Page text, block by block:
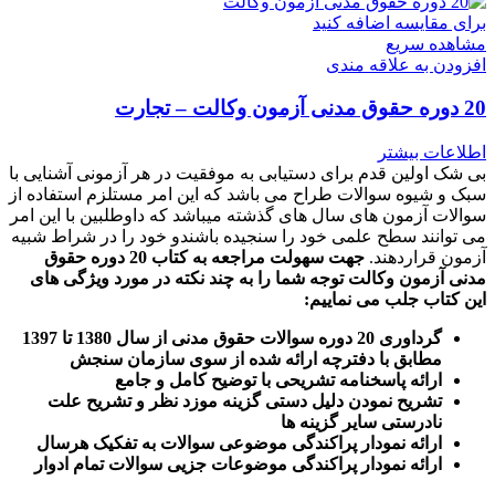
برای مقایسه اضافه کنید
مشاهده سریع
افزودن به علاقه مندی
20 دوره حقوق مدنی آزمون وکالت – تجارت
اطلاعات بیشتر
بی شک اولین قدم برای دستیابی به موفقیت در هر آزمونی آشنایی با
سبک و شیوه سوالات طراح می باشد که این امر مستلزم استفاده از
سوالات آزمون های سال های گذشته میباشد که داوطلبین با این امر
می توانند سطح علمی خود را سنجیده باشندو خود را در شراط شبیه
آزمون قراردهند.
جهت سهولت مراجعه به کتاب 20 دوره حقوق
مدنی آزمون وکالت توجه شما را به چند نکته در مورد ویژگی های
این کتاب جلب می نماییم:
گرداوری 20 دوره سوالات حقوق مدنی از سال 1380 تا 1397
مطابق با دفترچه ارائه شده از سوی سازمان سنجش
ارائه پاسخنامه تشریحی با توضیح کامل و جامع
تشریح نمودن دلیل دستی گزینه موزد نظر و تشریح علت
نادرستی سایر گزینه ها
ارائه نمودار پراکندگی موضوعی سوالات به تفکیک هرسال
رائه نمودار پراکندگی موضوعات جزیی سوالات تمام ادوار